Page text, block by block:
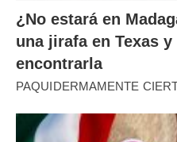
¿No estará en
una jirafa en Texas
encontrarla
PAQUIDERMAMENTE